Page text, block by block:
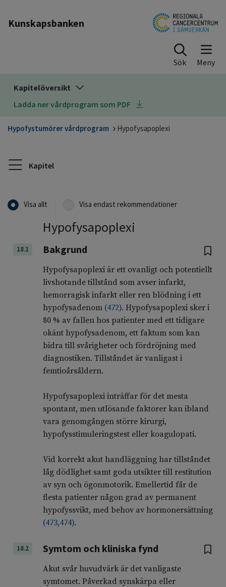
Kunskapsbanken
Sök
Kapitelöversikt
Ladda ner vårdprogram som PDF
Hypofystumörer vårdprogram Hypofysapoplexi
Kapitel
Visa allt Visa endast rekommendationer
Hypofysapoplexi
18.1 Bakgrund
Hypofysapoplexi är ett ovanligt och potentiellt
livshotande tillstånd som avser infarkt,
hemorragisk infarkt eller ren blödning i ett
hypofysadenom (472). Hypofysapoplexi sker i
80 % av fallen hos patienter med ett tidigare
okänt hypofysadenom, ett faktum som kan
bidra till svårigheter och fördröjning med
diagnostiken. Tillståndet är vanligast i
femtioårsåldern.
Hypofysapoplexi inträffar för det mesta
spontant, men utlösande faktorer kan ibland
vara genomgången större kirurgi,
hypofysstimuleringstest eller koagulopati.
Vid korrekt akut handläggning har tillståndet
låg dödlighet samt goda utsikter till restitution
av syn och ögonmotorik. Emellertid får de
flesta patienter någon grad av permanent
hypofyssvikt, med behov av hormonersättning
(473,474).
18.2 Symtom och kliniska fynd
Akut svår huvudvärk är det vanligaste
symtomet. Påverkad synskärpa eller